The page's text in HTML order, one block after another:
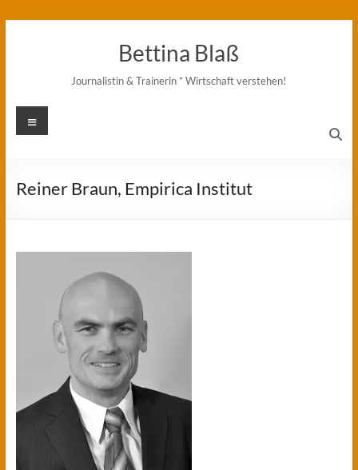
Bettina Blaß
Journalistin & Trainerin * Wirtschaft verstehen!
Menü
Reiner Braun, Empirica Institut